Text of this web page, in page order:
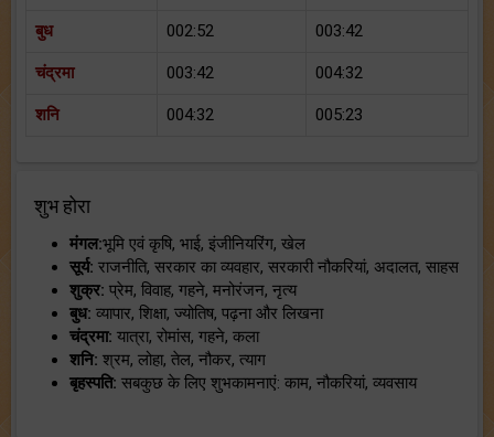
बुध 002:52 003:42
चंद्रमा 003:42 004:32
शनि 004:32 005:23
शुभ होरा
मंगल:भूमि एवं कृषि, भाई, इंजीनियरिंग, खेल
सूर्य: राजनीति, सरकार का व्यवहार, सरकारी नौकरियां, अदालत, साहस
शुक्र: प्रेम, विवाह, गहने, मनोरंजन, नृत्य
बुध: व्यापार, शिक्षा, ज्योतिष, पढ़ना और लिखना
चंद्रमा: यात्रा, रोमांस, गहने, कला
शनि: श्रम, लोहा, तेल, नौकर, त्याग
बृहस्पति: सबकुछ के लिए शुभकामनाएं: काम, नौकरियां, व्यवसाय